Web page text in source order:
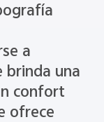
a
brinda una
confort
ofrece